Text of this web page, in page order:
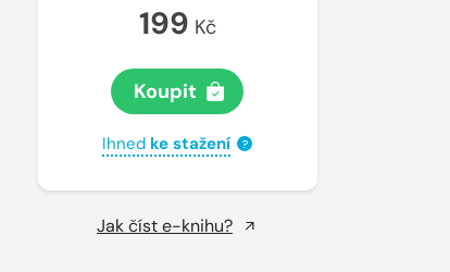
199 Kč
Koupit
Ihned ke stažení ?
Jak číst e-knihu?